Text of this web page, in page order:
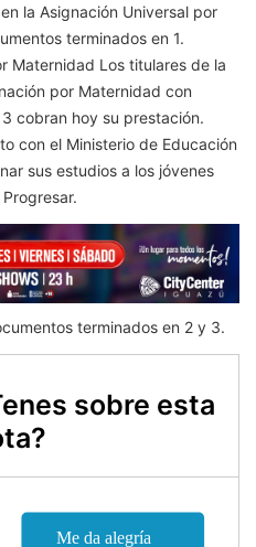
la Asignación Universal por
terminados en 1.
Maternidad Los titulares de la
por Maternidad con
cobran hoy su prestación.
con el Ministerio de Educación
sus estudios a los jóvenes
terminados en 2 y 3.
sobre esta